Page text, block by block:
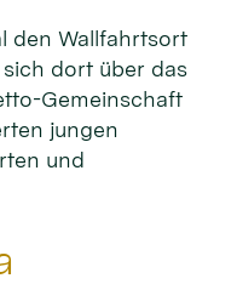
den Wallfahrtsort
dort über das
Gemeinschaft
jungen
und